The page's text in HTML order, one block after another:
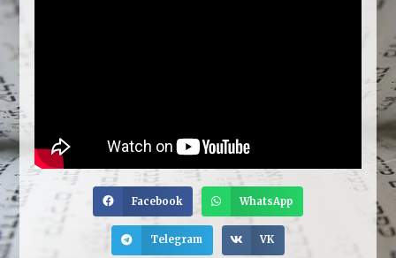
Facebook WhatsApp
Telegram VK